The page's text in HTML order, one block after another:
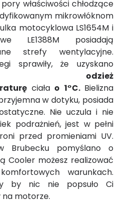
właściwości chłodzące
mikrowłóknom
motocyklowa LS1654M i
LE1388M posiadają
strefy wentylacyjne.
sprawiły, że uzyskano
odzież
ciała o 1°C.Bielizna
w dotyku, posiada
Nie uczula i nie
podrażnień, jest w pełni
przed promieniami UV.
Brubecku pomyślano o
Cooler możesz realizować
warunkach.
by nic nie popsuło Ci
na motorze.